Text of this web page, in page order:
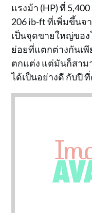
แรงม้า (HP) ที่
206 ib-ft ที่เพิ่มขึ้นจ
เป็นจุดขายใหญ่ขอ
ย่อยที่แตกต่างกันเ
ตกแต่ง แต่มันก็สาม
ได้เป็นอย่างดี กับปี